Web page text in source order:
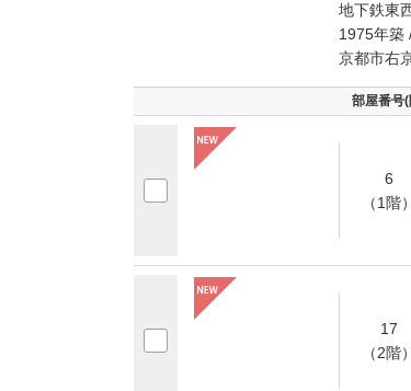
地下鉄東
1975年築
京都市右
部屋番号
6
（1階）
17
（2階）